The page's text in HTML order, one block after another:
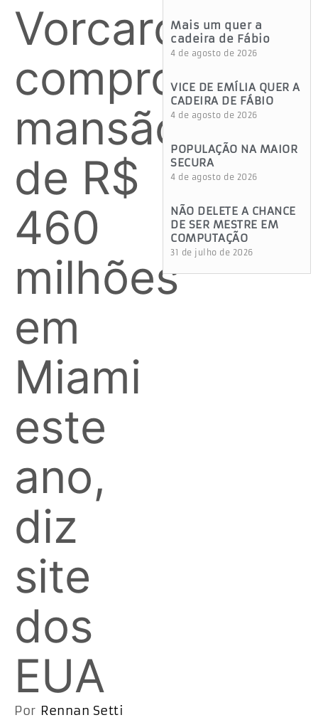
Vorcaro
comprou
mansão
de R$
460
milhões
em
Miami
este
ano,
diz
site
dos
EUA
Por Rennan Setti
Mais um quer a
cadeira de Fábio
4 de agosto de 2026
VICE DE EMÍLIA QUER A
CADEIRA DE FÁBIO
4 de agosto de 2026
POPULAÇÃO NA MAIOR
SECURA
4 de agosto de 2026
NÃO DELETE A CHANCE
DE SER MESTRE EM
COMPUTAÇÃO
31 de julho de 2026